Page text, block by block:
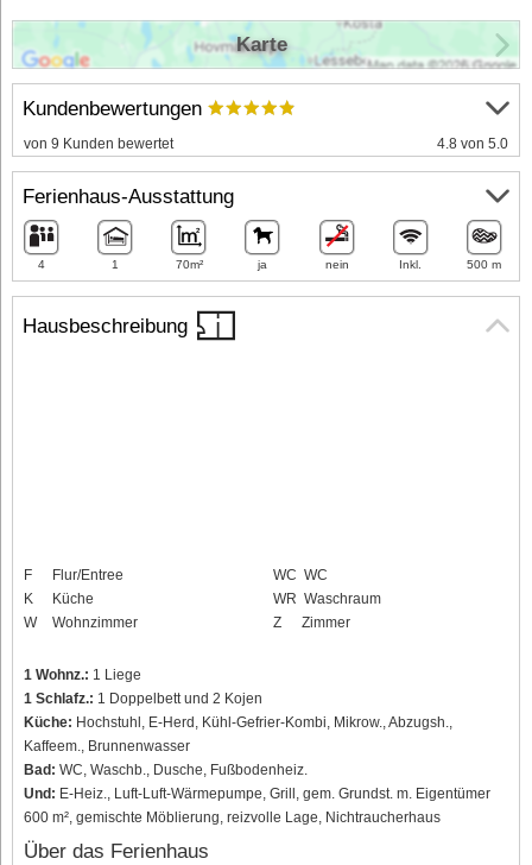
Hausbeschreibung
F
Flur/Entree
K
Küche
W
Wohnzimmer
WC WC
WR Waschraum
Z
Zimmer
1 Wohnz.: 1 Liege
1 Schlafz.: 1 Doppelbett und 2 Kojen
Küche: Hochstuhl, E-Herd, Kühl-Gefrier-Kombi, Mikrow., Abzugsh.,
Kaffeem., Brunnenwasser
Bad: WC, Waschb., Dusche, Fußbodenheiz.
Und: E-Heiz., Luft-Luft-Wärmepumpe, Grill, gem. Grundst. m. Eigentümer
600 m², gemischte Möblierung, reizvolle Lage, Nichtraucherhaus
Über das Ferienhaus
Kundenbewertungen
von 9 Kunden bewertet 4.8 von 5.0
Ferienhaus-Ausstattung
4 1 70m² ja nein Inkl. 500 m
Karte